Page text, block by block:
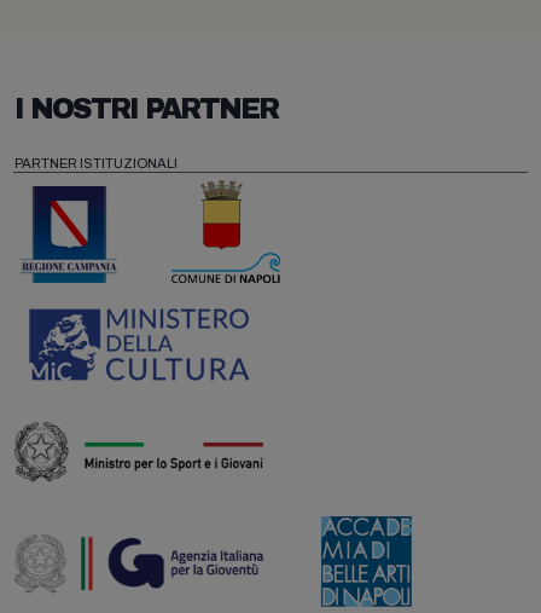
I NOSTRI PARTNER
PARTNER ISTITUZIONALI